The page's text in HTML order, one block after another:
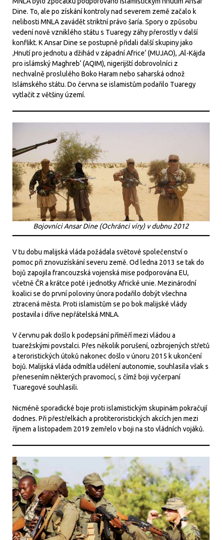
Dine. To, ale po získání kontroly nad severem země začalo k
nelibosti MNLA zavádět striktní právo šaría. Spory o způsobu
vedení nově vzniklého státu s Tuaregy záhy přerostly v další
konflikt. K Ansar Dine se postupně přidali další skupiny jako
‚Hnutí pro jednotu a džihád v západní Africe‘ (MUJAO), ‚Al-Kájda
pro islámský Maghreb‘ (AQIM), nigerijští dobrovolníci z
nechvalně proslulého Boko Haram nebo saharská odnož
Islámského státu. Do června se islamistům podařilo Tuaregy
vytlačit z většiny území.
Bojovníci Ansar Dine (Ochránci víry) v dubnu 2012
V tu dobu malijská vláda požádala světové společenství o
pomoc při znovuzískání severu země. Od ledna 2013 se tak do
bojů zapojila francouzská vojenská mise podporována EU,
včetně ČR a krátce poté i jednotky Africké unie. Mezinárodní
koalici se do první poloviny února podařilo dobýt všechna
ztracená města. Proti islamistům se po bok malijské vlády
postavila i dříve nepřátelská MNLA.
V červnu pak došlo k podepsání příměří mezi vládou a
tuarežskými povstalci. Přes několik porušení, ozbrojených střetů
a teroristických útoků nakonec došlo v únoru 2015 k ukončení
bojů. Malijská vláda odmítla udělení autonomie, souhlasila však s
přenesením některých pravomocí, s čímž boji vyčerpaní
Tuaregové souhlasili.
Nicméně sporadické boje proti islamistickým skupinám pokračují
dodnes. Při přestřelkách a protiteroristických akcích jen mezi
říjnem a listopadem 2019 zemřelo v boji na sto vládních vojáků.